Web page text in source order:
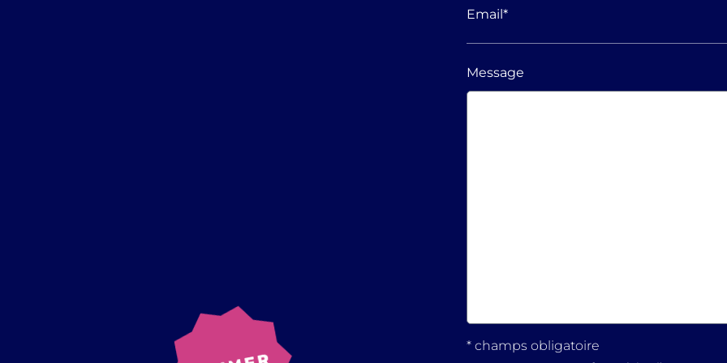
Email*
Message
* champs obligatoire